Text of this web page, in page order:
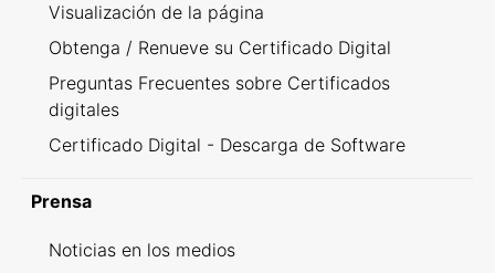
Visualización de la página
Obtenga / Renueve su Certificado Digital
Preguntas Frecuentes sobre Certificados
digitales
Certificado Digital - Descarga de Software
Prensa
Noticias en los medios